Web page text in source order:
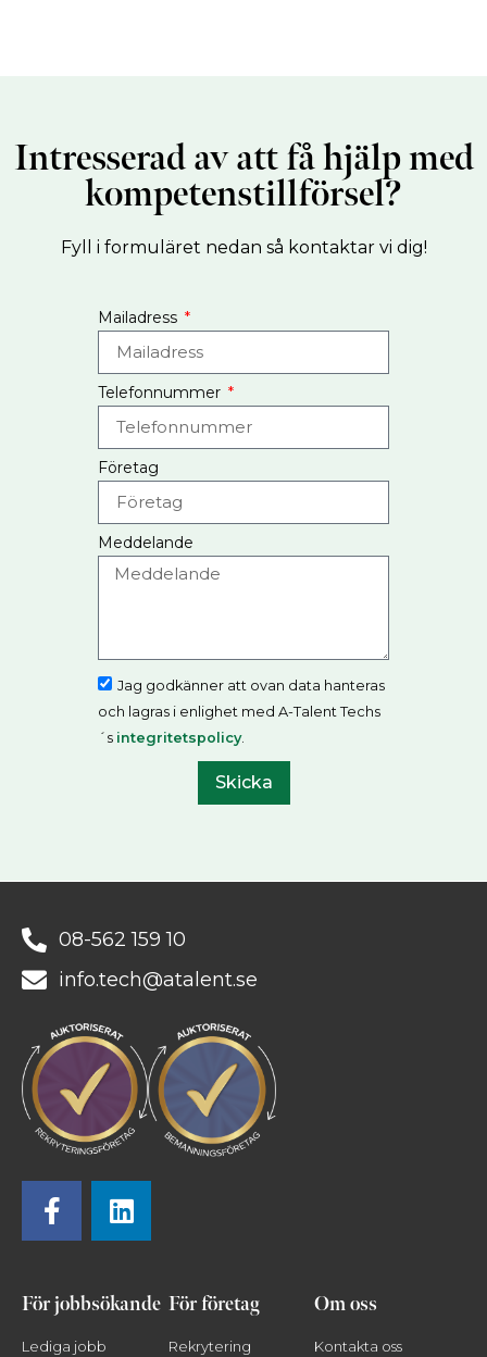
Intresserad av att få hjälp med
kompetenstillförsel?
Fyll i formuläret nedan så kontaktar vi dig!
Mailadress
Telefonnummer
Företag
Meddelande
Jag godkänner att ovan data hanteras
och lagras i enlighet med A-Talent Techs
´s integritetspolicy.
Skicka
08-562 159 10
info.tech@atalent.se
För jobbsökande
Lediga jobb
För företag
Rekrytering
Om oss
Kontakta oss